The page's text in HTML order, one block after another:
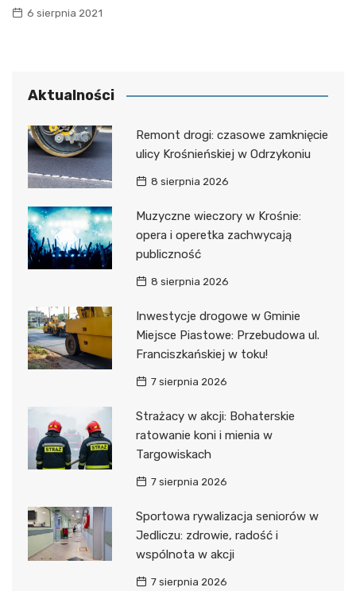
6 sierpnia 2021
Aktualności
Remont drogi: czasowe zamknięcie
ulicy Krośnieńskiej w Odrzykoniu
8 sierpnia 2026
Muzyczne wieczory w Krośnie:
opera i operetka zachwycają
publiczność
8 sierpnia 2026
Inwestycje drogowe w Gminie
Miejsce Piastowe: Przebudowa ul.
Franciszkańskiej w toku!
7 sierpnia 2026
Strażacy w akcji: Bohaterskie
ratowanie koni i mienia w
Targowiskach
7 sierpnia 2026
Sportowa rywalizacja seniorów w
Jedliczu: zdrowie, radość i
wspólnota w akcji
7 sierpnia 2026